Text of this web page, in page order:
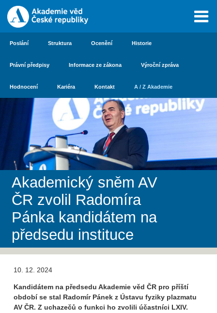
Poslání Struktura Ocenění Historie
Právní předpisy Informace ze zákona Výroční zpráva
Hodnocení Kariéra Kontakt A / Z Akademie
Akademický sněm AV
ČR zvolil Radomíra
Pánka kandidátem na
předsedu instituce
10. 12. 2024
Kandidátem na předsedu Akademie věd ČR pro příští
období se stal Radomír Pánek z Ústavu fyziky plazmatu
AV ČR. Z uchazečů o funkci ho zvolili účastníci LXIV.